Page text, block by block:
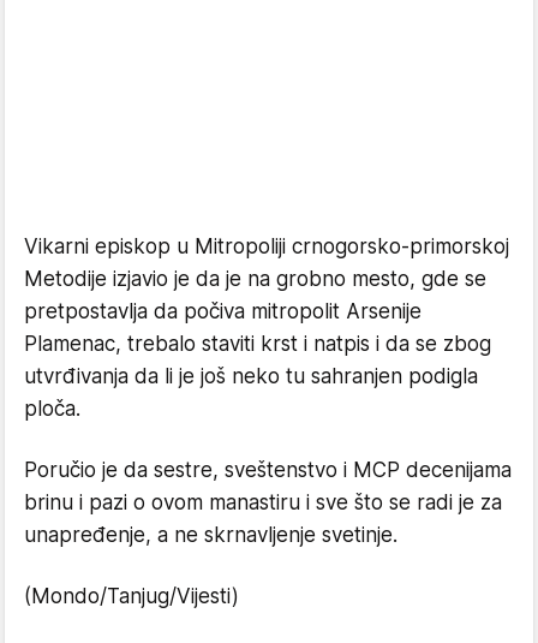
Vikarni episkop u Mitropoliji crnogorsko-primorskoj
Metodije izjavio je da je na grobno mesto, gde se
pretpostavlja da počiva mitropolit Arsenije
Plamenac, trebalo staviti krst i natpis i da se zbog
utvrđivanja da li je još neko tu sahranjen podigla
ploča.
Poručio je da sestre, sveštenstvo i MCP decenijama
brinu i pazi o ovom manastiru i sve što se radi je za
unapređenje, a ne skrnavljenje svetinje.
(Mondo/Tanjug/Vijesti)